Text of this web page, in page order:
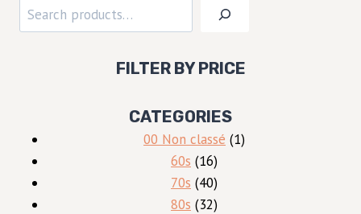
Rechercher
FILTER BY PRICE
CATEGORIES
00 Non classé 11
60s 1616
produits
70s 4040
produits
80s 3232